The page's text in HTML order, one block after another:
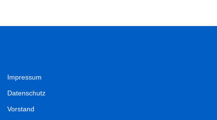
Impressum
Datenschutz
Vorstand